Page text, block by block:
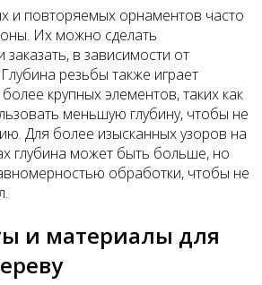
и повторяемых орнаментов часто
Их можно сделать
в зависимости от
резьбы также играет
крупных элементов, таких как
меньшую глубину, чтобы не
Для более изысканных узоров на
глубина может быть больше, но
обработки, чтобы не
и материалы для